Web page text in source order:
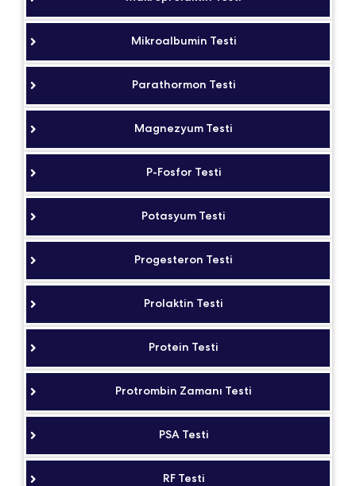
Mikroalbumin Testi
Parathormon Testi
Magnezyum Testi
P-Fosfor Testi
Potasyum Testi
Progesteron Testi
Prolaktin Testi
Protein Testi
Protrombin Zamanı Testi
PSA Testi
RF Testi